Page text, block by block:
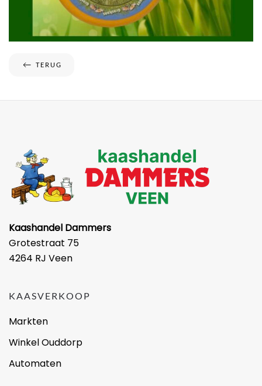
TERUG
Kaashandel Dammers
Grotestraat 75
4264 RJ Veen
KAASVERKOOP
Markten
Winkel Ouddorp
Automaten